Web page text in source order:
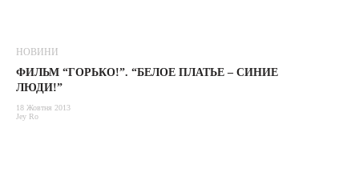
НОВИНИ
ФИЛЬМ “ГОРЬКО!”. “БЕЛОЕ ПЛАТЬЕ – СИНИЕ
ЛЮДИ!”
18 Жовтня 2013
Jey Ro